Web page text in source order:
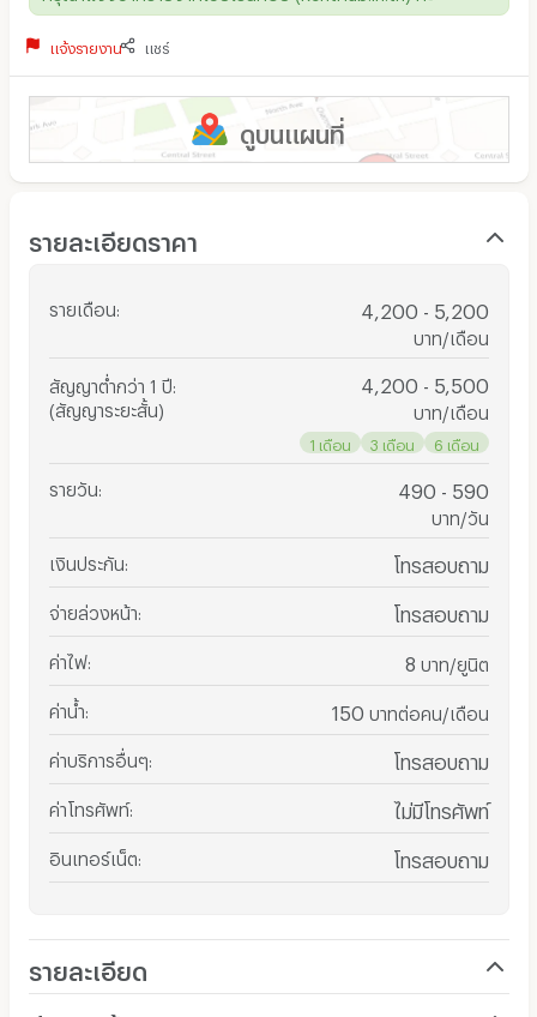
แจ้งรายงาน แชร์
ดูบนแผนที่
รายละเอียดราคา
รายเดือน 4,200 - 5,200
บาท/เดือน
สัญญาต่ำกว่า 1 ปี
(สัญญาระยะสั้น)
4,200 - 5,500
บาท/เดือน
1 เดือน 3 เดือน 6 เดือน
รายวัน 490 - 590
บาท/วัน
เงินประกัน โทรสอบถาม
จ่ายล่วงหน้า โทรสอบถาม
ค่าไฟ: 8 บาท/ยูนิต
ค่าน้ำ 150 บาทต่อคน/เดือน
ค่าบริการอื่นๆ โทรสอบถาม
ค่าโทรศัพท์: ไม่มีโทรศัพท์
อินเทอร์เน็ต โทรสอบถาม
รายละเอียด